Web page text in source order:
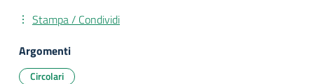
Stampa / Condividi
Argomenti
Circolari